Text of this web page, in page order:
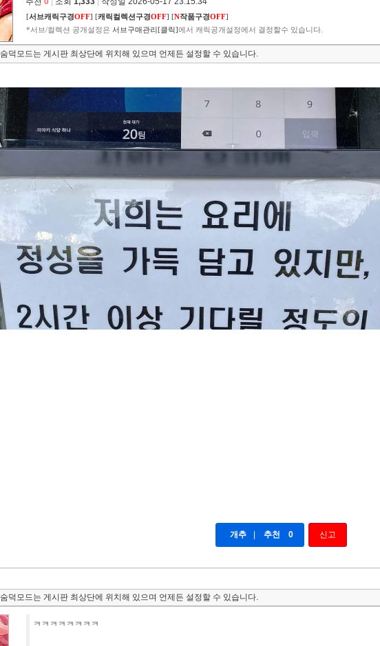
[서브캐릭구경OFF] [캐릭컬렉션구경OFF] [N작품구경OFF]
*서브/컬렉션 공개설정은 서브구매관리[클릭]에서 캐릭공개설정에서 결정할수 있습니다.
숨덕모드는 게시판 최상단에 위치해 있으며 언제든 설정할 수 있습니다.
개추 추천 0 신고
숨덕모드는 게시판 최상단에 위치해 있으며 언제든 설정할 수 있습니다.
ㅋㅋㅋㅋㅋㅋㅋㅋ